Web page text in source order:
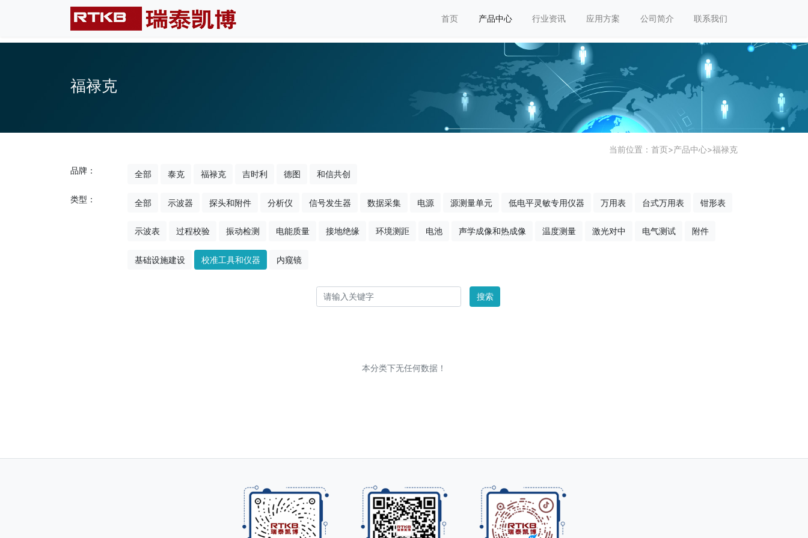
首页 产品中心 行业资讯 应用方案 公司简介 联系我们
福禄克
当前位置： 首页>产品中心>福禄克
品牌： 全部 泰克 福禄克 吉时利 德图 和信共创
类型： 全部 示波器 探头和附件 分析仪 信号发生器 数据采集 电源 源测量单元 低电平灵敏专用仪器 万用表 台式万用表 钳形表
示波表 过程校验 振动检测 电能质量 接地绝缘 环境测距 电池 声学成像和热成像 温度测量 激光对中 电气测试 附件
基础设施建设 校准工具和仪器 内窥镜
搜索
本分类下无任何数据！